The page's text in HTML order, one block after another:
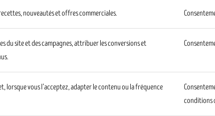
nouveautés et offres commerciales.
du site et des campagnes, attribuer les conversions et
lorsque vous l’acceptez, adapter le contenu ou la fréquence
conditions